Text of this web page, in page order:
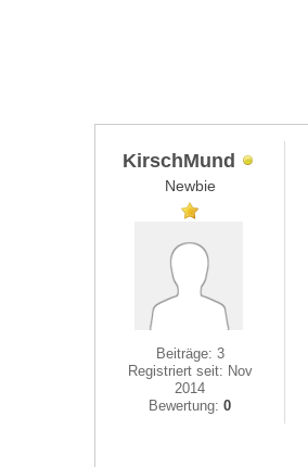
KirschMund
Newbie
Beiträge: 3
Registriert seit: Nov
2014
Bewertung:0